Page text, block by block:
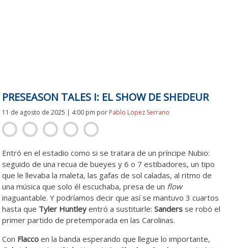
PRESEASON TALES I: EL SHOW DE SHEDEUR
11 de agosto de 2025 | 4:00 pm por Pablo Lopez Serrano
Entró en el estadio como si se tratara de un príncipe Nubio:
seguido de una recua de bueyes y 6 o 7 estibadores, un tipo
que le llevaba la maleta, las gafas de sol caladas, al ritmo de
una música que solo él escuchaba, presa de un flow
inaguantable. Y podríamos decir que así se mantuvo 3 cuartos
hasta que Tyler Huntley entró a sustituirle:Sanders se robó el
primer partido de pretemporada en las Carolinas.
Con Flacco en la banda esperando que llegue lo importante,